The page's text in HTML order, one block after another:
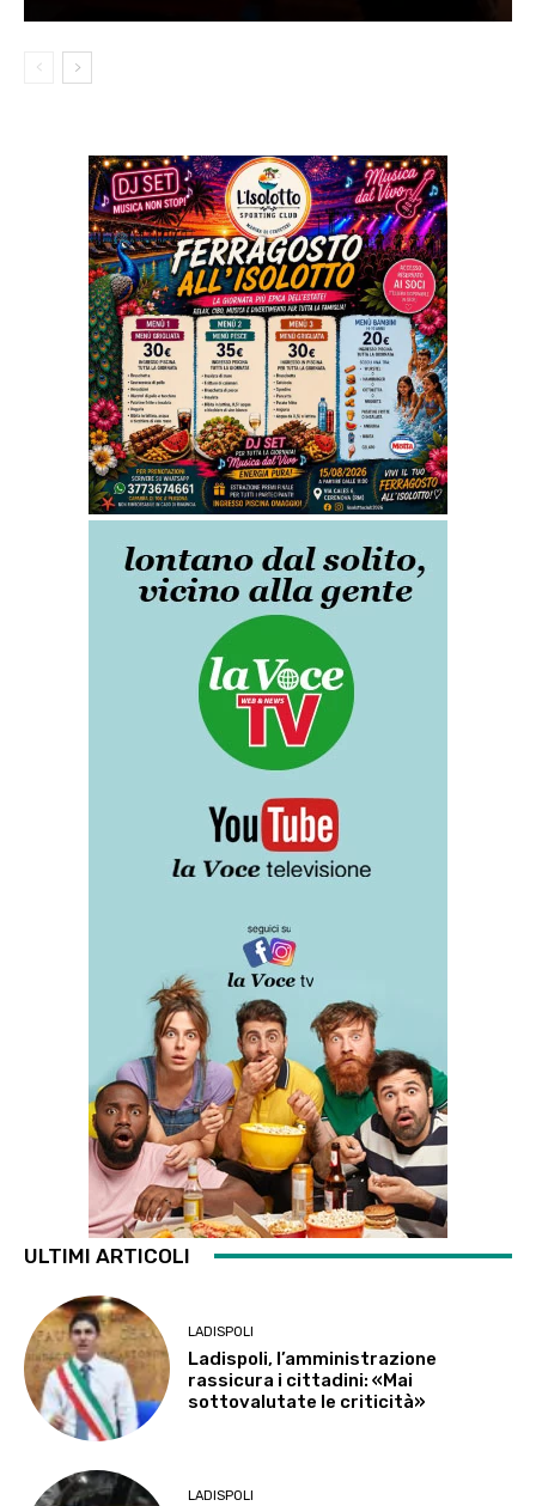
ULTIMI ARTICOLI
LADISPOLI
Ladispoli, l’amministrazione
rassicura i cittadini: «Mai
sottovalutate le criticità»
LADISPOLI